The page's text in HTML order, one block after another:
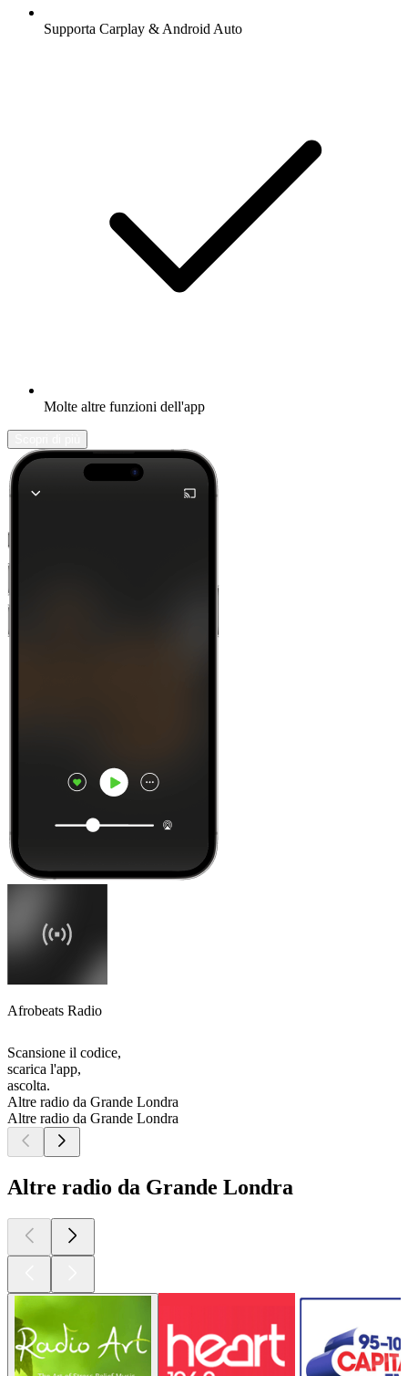
Supporta Carplay & Android Auto
Molte altre funzioni dell'app
Afrobeats Radio
Scansione il codice,
scarica l'app,
ascolta.
Altre radio da Grande Londra
Altre radio da Grande Londra
Altre radio da Grande Londra